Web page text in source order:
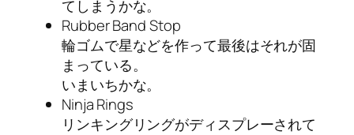
てしまうかな。
Rubber Band Stop
輪ゴムで星などを作って最後はそれが固
まっている。
いまいちかな。
Ninja Rings
リンキングリングがディスプレーされて